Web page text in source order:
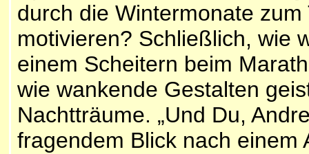
durch die Wintermonate
motivieren? Schließlich, wie
einem Scheitern beim
wie wankende Gestalten
Nachtträume. „Und Du,
fragendem Blick nach einem